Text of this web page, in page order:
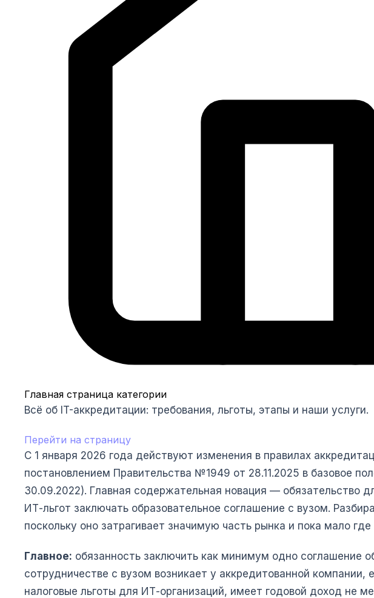
Главная страница категории
Всё об IT-аккредитации: требования, льготы, этапы и наши услуги.
Перейти на страницу
С 1 января 2026 года действуют изменения в правилах
постановлением Правительства №1949 от 28.11.2025 в базовое
30.09.2022). Главная содержательная новация — обязательство
ИТ-льгот заключать образовательное соглашение с вузом.
поскольку оно затрагивает значимую часть рынка и пока мало
Главное: обязанность заключить как минимум одно соглашение
сотрудничестве с вузом возникает у аккредитованной
налоговые льготы для ИТ-организаций, имеет годовой доход не